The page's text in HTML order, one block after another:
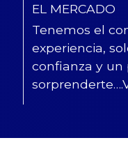
EL MERCADO
Tenemos el
experiencia,
confianza y un